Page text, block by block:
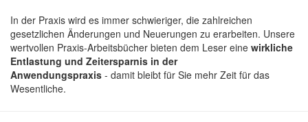
In der Praxis wird es immer schwieriger, die zahlreichen
gesetzlichen Änderungen und Neuerungen zu erarbeiten. Unsere
wertvollen Praxis-Arbeitsbücher bieten dem Leser eine wirkliche
Entlastung und Zeitersparnis in der
Anwendungspraxis - damit bleibt für Sie mehr Zeit für das
Wesentliche.